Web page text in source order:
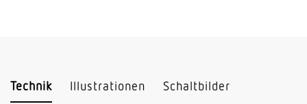
Technik Illustrationen Schaltbilder